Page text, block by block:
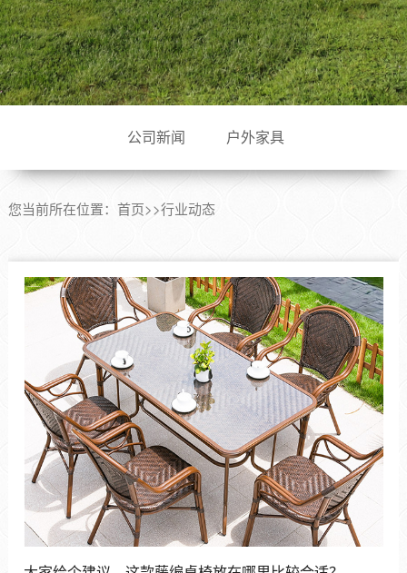
公司新闻 户外家具
您当前所在位置： 首页>>行业动态